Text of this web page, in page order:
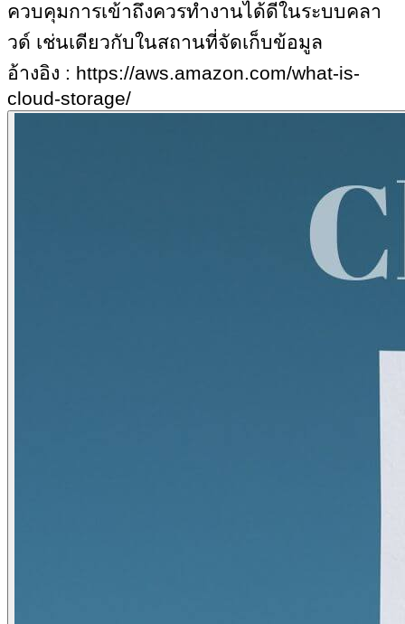
ควบคุมการเข้าถึงควรทำงานได้ดีในระบบคลา
วด์ เช่นเดียวกับในสถานที่จัดเก็บข้อมูล
อ้างอิง : https://aws.amazon.com/what-is-
cloud-storage/